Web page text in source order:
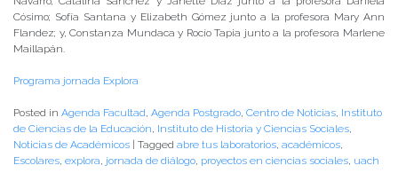
Cósimo; Sofía Santana y Elizabeth Gómez junto a la profesora Mary Ann
Flandez; y, Constanza Mundaca y Rocío Tapia junto a la profesora Marlene
Maillapán.
Programa jornada Explora
Posted in Agenda Facultad, Agenda Postgrado, Centro de Noticias, Instituto
de Ciencias de la Educación, Instituto de Historia y Ciencias Sociales,
Noticias de Académicos
Tagged abre tus laboratorios, académicos,
Escolares, explora, jornada de diálogo, proyectos en ciencias sociales, uach